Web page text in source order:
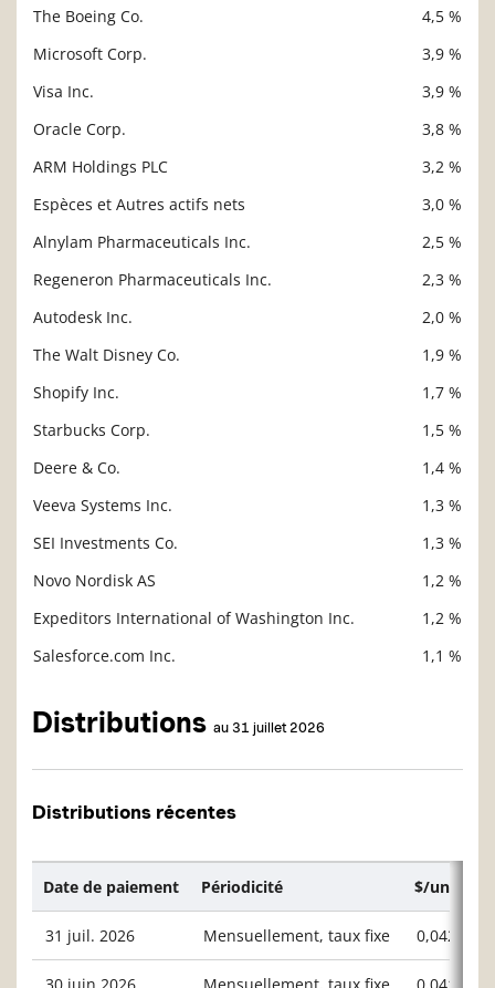
The Boeing Co.
4,5 %
Microsoft Corp.
3,9 %
Visa Inc.
3,9 %
Oracle Corp.
3,8 %
ARM Holdings PLC
3,2 %
Espèces et Autres actifs nets
3,0 %
Alnylam Pharmaceuticals Inc.
2,5 %
Regeneron Pharmaceuticals Inc.
2,3 %
Autodesk Inc.
2,0 %
The Walt Disney Co.
1,9 %
Shopify Inc.
1,7 %
Starbucks Corp.
1,5 %
Deere & Co.
1,4 %
Veeva Systems Inc.
1,3 %
SEI Investments Co.
1,3 %
Novo Nordisk AS
1,2 %
Expeditors International of Washington Inc.
1,2 %
Salesforce.com Inc.
1,1 %
Distributions au 31 juillet 2026
Distributions récentes
Date de paiement Périodicité $/unité
31 juil. 2026 Mensuellement, taux fixe 0,04239